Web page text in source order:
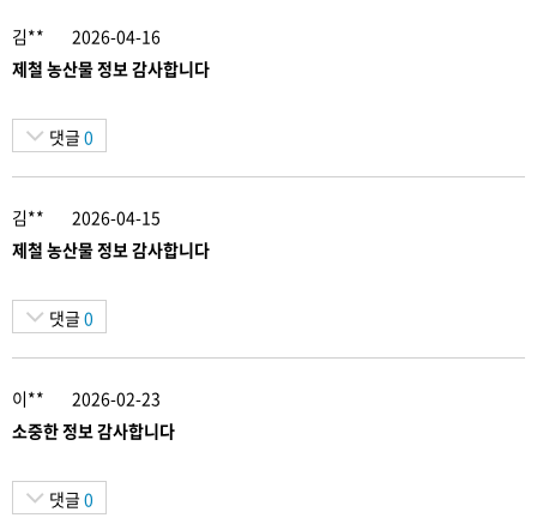
김**
2026-04-16
제철 농산물 정보 감사합니다
댓글 0
김**
2026-04-15
제철 농산물 정보 감사합니다
댓글 0
이**
2026-02-23
소중한 정보 감사합니다
댓글 0